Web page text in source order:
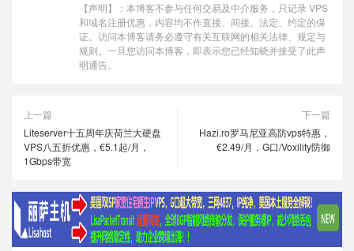
【声明】：本博客不参与任何交易及中介服务，只记录 VPS
和域名注册优惠，内容均不作直接、间接、法定、约定的保
证。访问本博客请务必遵守有关互联网的相关法律、规定与
规则。一旦您访问本博客，即表示您已经知晓并接受了此声
明通告。
上一篇
Liteserver十五周年庆荷兰大硬盘
VPS八五折优惠，€5.1起/月，
1Gbps带宽
下一篇
Hazi.ro罗马尼亚高防vps特惠，
€2.49/月，G口/Voxility防御